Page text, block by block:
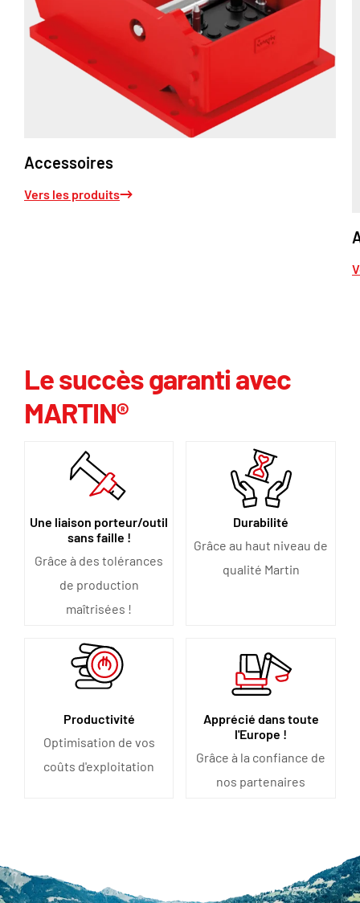
Accessoires
Vers les produits
Le succès garanti avec
MARTIN®
Une liaison porteur/outil
sans faille !
Grâce à des tolérances
de production
maîtrisées !
Durabilité
Grâce au haut niveau de
qualité Martin
Productivité
Optimisation de vos
coûts d'exploitation
Apprécié dans toute
l'Europe !
Grâce à la confiance de
nos partenaires